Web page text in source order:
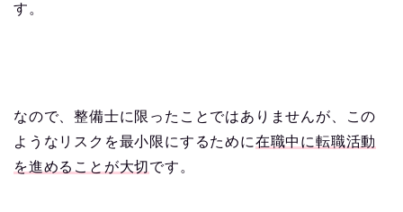
す。
なので、整備士に限ったことではありませんが、この
ようなリスクを最小限にするために在職中に転職活動
を進めることが大切 です。